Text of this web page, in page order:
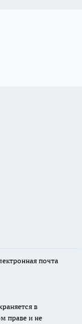
почта
в
праве и не